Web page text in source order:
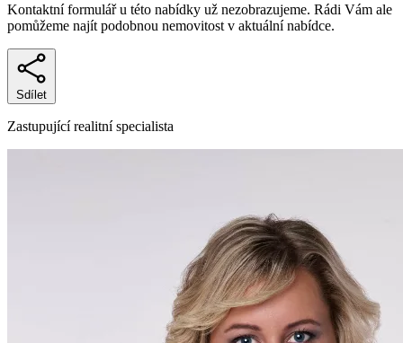
Kontaktní formulář u této nabídky už nezobrazujeme. Rádi Vám ale
pomůžeme najít podobnou nemovitost v aktuální nabídce.
Sdílet
Zastupující realitní specialista